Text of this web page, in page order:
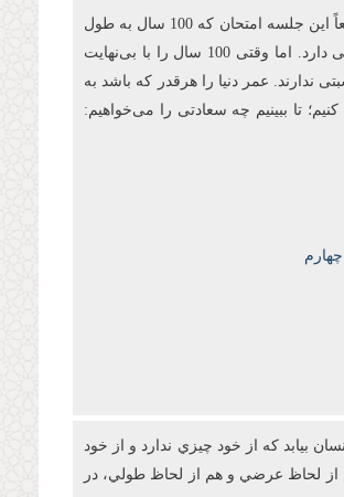
انبیا آمدند تا به آدمیان بفهمانند که برای این دنیا آفریده نشده‌اند. اینجا یک جلسه آزمایش است. آری! تمام این 100 سال عمر ما در این جهان یک جلسه امتحان است. واقعاً این جلسه امتحان که 100 سال به طول
می‌انجامد، در مقابل بی‌نهایت آخرت چه نسبتی دارد؟ شما 3 ساعت در جلسه امتحان کنکور می‌نشینید تا 30 سال بعد از آن استفاده کنید؛ 3 ساعت با 30 سال یک نسبتی دارد. اما وقتی 100 سال را با بی‌نهایت
ندارند. عمر دنیا را هرقدر که باشد به
تا ببینیم چه سعادتی را می‌خواهیم:
بيابد که از خود چيزي ندارد و از خود
از لحاظ عرضي و هم از لحاظ طولي، در